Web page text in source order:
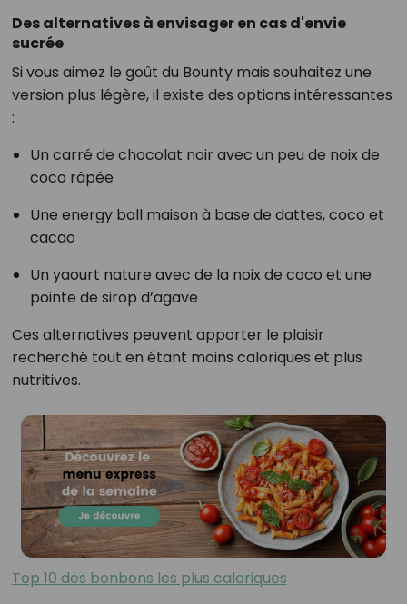
Des alternatives à envisager en cas d'envie
sucrée
Si vous aimez le goût du Bounty mais souhaitez une
version plus légère, il existe des options intéressantes
:
Un carré de chocolat noir avec un peu de noix de
coco râpée
Une energy ball maison à base de dattes, coco et
cacao
Un yaourt nature avec de la noix de coco et une
pointe de sirop d’agave
Ces alternatives peuvent apporter le plaisir
recherché tout en étant moins caloriques et plus
nutritives.
Top 10 des bonbons les plus caloriques